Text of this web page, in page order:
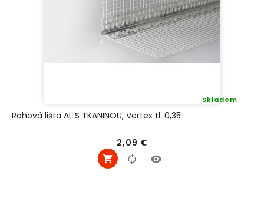
Rohová lišta AL S TKANINOU, Vertex tl. 0,35
2,09 €
Skladem
Cena